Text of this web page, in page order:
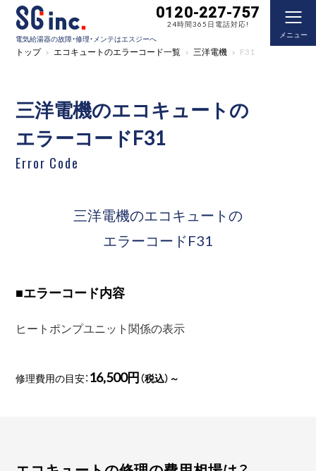
電気給湯器の故障・修理・メンテはエスジーへ
0120-227-757
24時間365日電話対応!
メニュー
トップ エコキュートのエラーコード一覧 三洋電機 F31
三洋電機のエコキュートの
エラーコードF31
Error Code
三洋電機のエコキュートの
エラーコードF31
■エラーコード内容
ヒートポンプユニット関係の表示
修理費用の目安： 16,500円（税込）～